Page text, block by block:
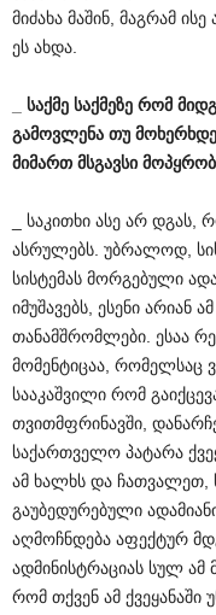
მიძახა მაშინ, მაგრამ
ეს ახდა.
საქმე საქმეზე რომ
გამოვლენა თუ
მიმართ მსგავსი
_ საკითხი ასე არ დგას,
ასრულებს. უბრალოდ,
სისტემას მორგებული
იმუშავებს, ესენი არიან
თანამშრომლები. ესაა
მომენტიცაა, რომელსაც
სააკაშვილი რომ
თვითმფრინავში,
საქართველო პატარა
ამ ხალხს და ჩათვალეთ,
გაუბედურებული
აღმოჩნდება აფექტურ
ადმინისტრაციას სულ ამ
რომ თქვენ ამ